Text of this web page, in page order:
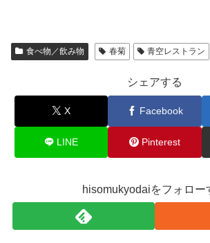
食べ物／飲み物 春菊 青空レストラン
シェアする
X Facebook
LINE Pinterest
hisomukyodaiをフォロー